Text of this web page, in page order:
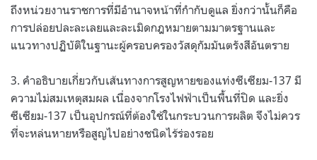
ถึงหน่วยงานราชการที่มีอำนาจหน้าที่กำกับดูแล ยิ่งกว่านั้นก็คือ
การปล่อยปละละเลยและละเมิดกฎหมายตามมาตรฐานและ
แนวทางปฏิบัติในฐานะผู้ครอบครองวัสดุกัมมันตรังสีอันตราย
3. คำอธิบายเกี่ยวกับเส้นทางการสูญหายของแท่งซีเซียม-137 มี
ความไม่สมเหตุสมผล เนื่องจากโรงไฟฟ้าเป็นพื้นที่ปิด และยิ่ง
ซีเซียม-137 เป็นอุปกรณ์ที่ต้องใช้ในกระบวนการผลิต จึงไม่ควร
ที่จะหล่นหายหรือสูญไปอย่างชนิดไร้ร่องรอย